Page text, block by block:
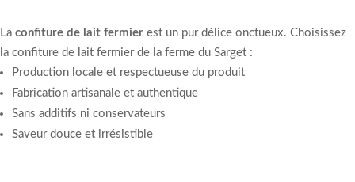
La confiture de lait fermier est un pur délice onctueux. Choisissez
la confiture de lait fermier de la ferme du Sarget :
Production locale et respectueuse du produit
Fabrication artisanale et authentique
Sans additifs ni conservateurs
Saveur douce et irrésistible